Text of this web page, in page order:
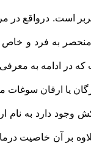
است. درواقع
به فرد و
که در ادامه به
وجود دارد به نام